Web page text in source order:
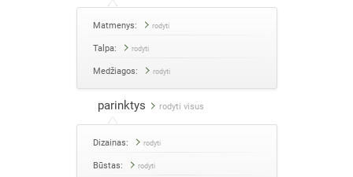
Matmenys: rodyti
Talpa: rodyti
Medžiagos: rodyti
parinktys rodyti visus
Dizainas: rodyti
Būstas: rodyti